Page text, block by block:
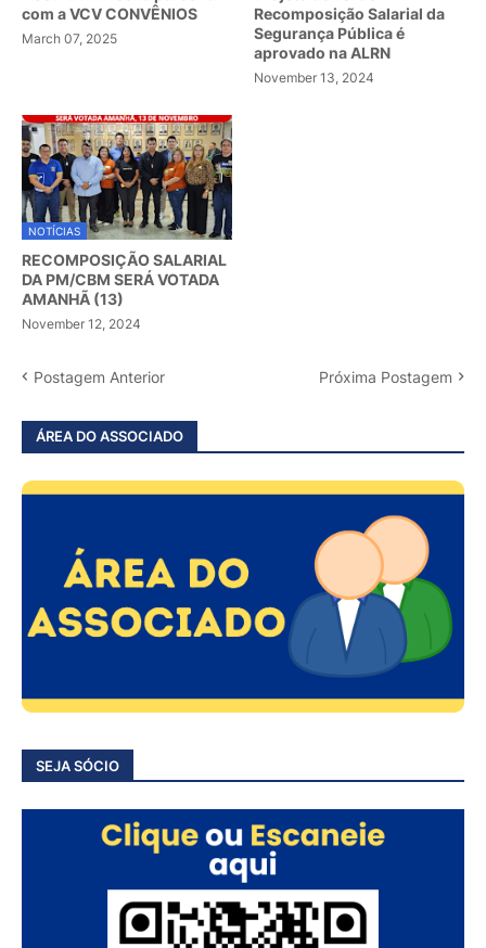
com a VCV CONVÊNIOS
March 07, 2025
Recomposição Salarial da
Segurança Pública é
aprovado na ALRN
November 13, 2024
NOTÍCIAS
RECOMPOSIÇÃO SALARIAL
DA PM/CBM SERÁ VOTADA
AMANHÃ (13)
November 12, 2024
Postagem Anterior Próxima Postagem
ÁREA DO ASSOCIADO
SEJA SÓCIO